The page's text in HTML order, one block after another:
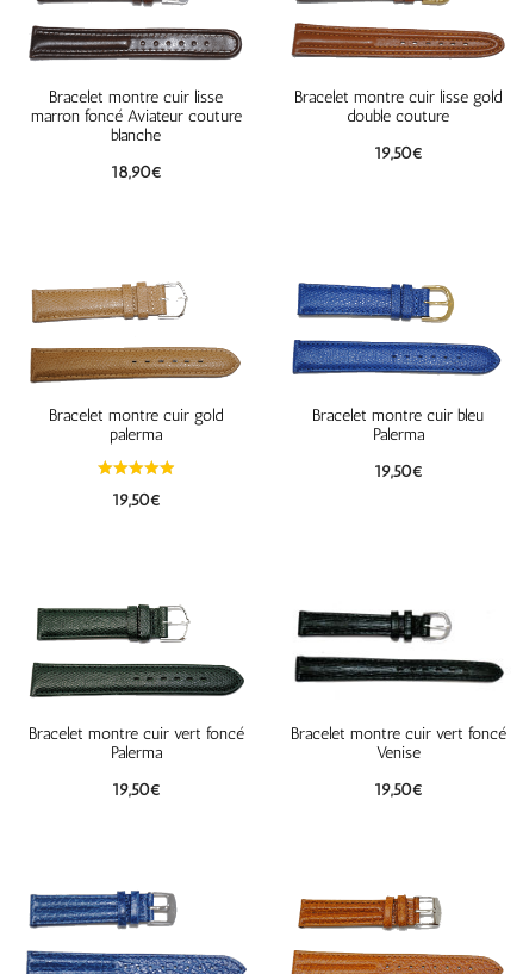
Bracelet montre cuir lisse
marron foncé Aviateur couture
blanche
18,90€
Bracelet montre cuir lisse gold
double couture
19,50€
Bracelet montre cuir gold
palerma
19,50€
Bracelet montre cuir bleu
Palerma
19,50€
Bracelet montre cuir vert foncé
Palerma
19,50€
Bracelet montre cuir vert foncé
Venise
19,50€